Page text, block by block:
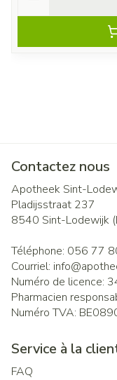
Contactez nous
Apotheek Sint-
Pladijsstraat 237
8540 Sint-Lodewijk
Téléphone: 056 77
Courriel: info@
Numéro de licence:
Pharmacien
Numéro TVA:
Service à la
FAQ